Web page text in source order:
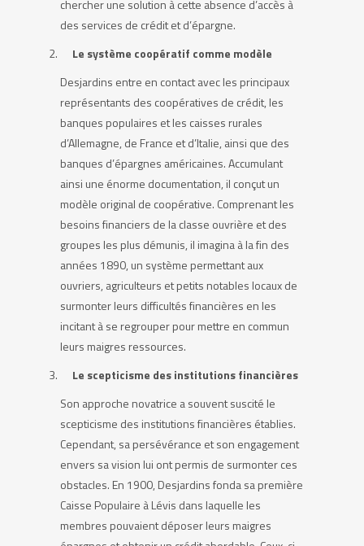
chercher une solution à cette absence d’accès à
des services de crédit et d’épargne.
Le système coopératif comme modèle
Desjardins entre en contact avec les principaux
représentants des coopératives de crédit, les
banques populaires et les caisses rurales
d’Allemagne, de France et d’Italie, ainsi que des
banques d’épargnes américaines. Accumulant
ainsi une énorme documentation, il conçut un
modèle original de coopérative. Comprenant les
besoins financiers de la classe ouvrière et des
groupes les plus démunis, il imagina à la fin des
années 1890, un système permettant aux
ouvriers, agriculteurs et petits notables locaux de
surmonter leurs difficultés financières en les
incitant à se regrouper pour mettre en commun
leurs maigres ressources.
Le scepticisme des institutions financières
Son approche novatrice a souvent suscité le
scepticisme des institutions financières établies.
Cependant, sa persévérance et son engagement
envers sa vision lui ont permis de surmonter ces
obstacles. En 1900, Desjardins fonda sa première
Caisse Populaire à Lévis dans laquelle les
membres pouvaient déposer leurs maigres